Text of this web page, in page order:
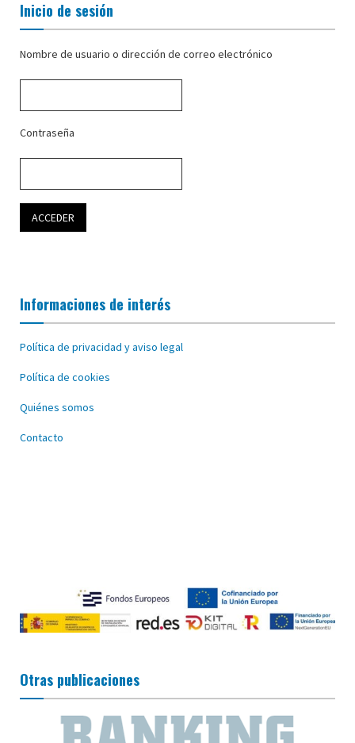
Inicio de sesión
Nombre de usuario o dirección de correo electrónico
Contraseña
Informaciones de interés
Política de privacidad y aviso legal
Política de cookies
Quiénes somos
Contacto
Otras publicaciones